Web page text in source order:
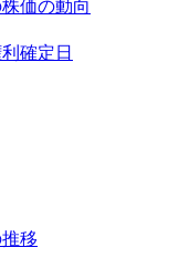
価の動向
確定日
移